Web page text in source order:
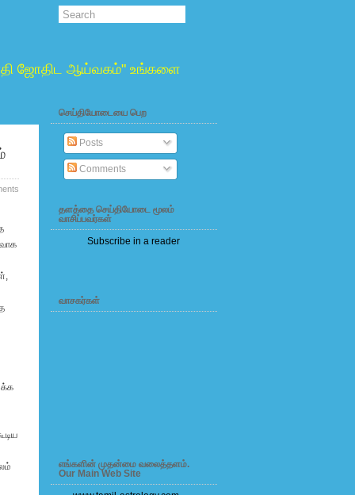
ஜோதிட ஆய்வகம்" உங்களை
செய்தியோடையை பெற
Posts
Comments
தளத்தை செய்தியோடை மூலம்
வாசிப்பவர்கள்
Subscribe in a reader
வாசகர்கள்
எங்களின் முதன்மை வலைத்தளம்.
Our Main Web Site